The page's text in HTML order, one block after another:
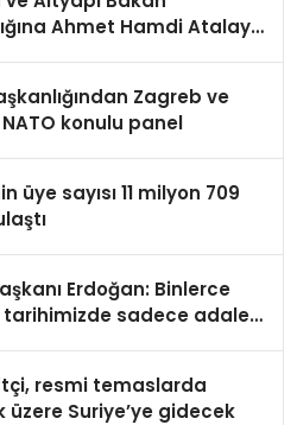
Ahmet Hamdi Atalay
Zagreb ve
konulu panel
üye sayısı 11 milyon 709
Erdoğan: Binlerce
tarihimizde sadece adalet
resmi temaslarda
üzere Suriye’ye gidecek